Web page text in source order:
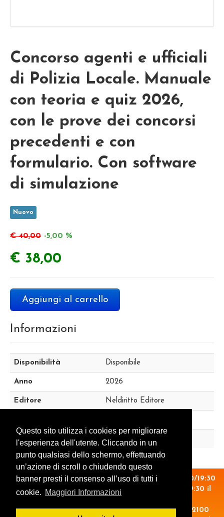
Questo sito utilizza i cookies per migliorare
l'esperienza dell'utente. Cliccando in un
punto qualsiasi dello schermo, effettuando
un’azione di scroll o chiudendo questo
banner presti il consenso all’uso di tutti i
cookie. Maggiori Informazioni
Concorso agenti e ufficiali
di Polizia Locale. Manuale
con teoria e quiz 2026,
con le prove dei concorsi
precedenti e con
formulario. Con software
di simulazione
Nuovo
€ 40,00 -5,00 %
€ 38,00
Aggiungi al carrello
Informazioni
Disponibilità Disponibile
Anno 2026
Editore Neldiritto Editore
Autore N/A
Orario: 14:30/19:30 il lunedì. 09:00/13:00 - 14:30/19:30
dal martedì al venerdì. 09:00/13:00 - 15:00/19:30 il
P.Iva.: 06825710012 - Via XX Settembre, 5 - 12100